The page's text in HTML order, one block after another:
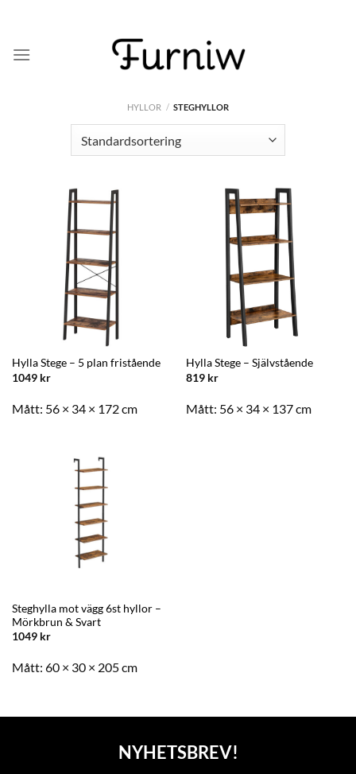
content
HYLLOR / STEGHYLLOR
Hylla Stege – 5 plan fristående
1049 kr
Mått: 56 × 34 × 172 cm
Hylla Stege – Självstående
819 kr
Mått: 56 × 34 × 137 cm
Steghylla mot vägg 6st hyllor –
Mörkbrun & Svart
1049 kr
Mått: 60 × 30 × 205 cm
NYHETSBREV!